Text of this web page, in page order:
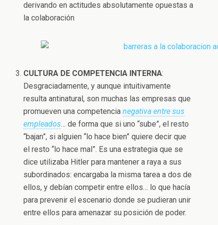
derivando en actitudes absolutamente opuestas a
la colaboración
CULTURA DE COMPETENCIA INTERNA:
Desgraciadamente, y aunque intuitivamente
resulta antinatural, son muchas las empresas que
promueven una competencianegativa entre sus
empleados… de forma que si uno “sube”, el resto
“bajan”, si alguien “lo hace bien” quiere decir que
el resto “lo hace mal”. Es una estrategia que se
dice utilizaba Hitler para mantener a raya a sus
subordinados: encargaba la misma tarea a dos de
ellos, y debían competir entre ellos… lo que hacía
para prevenir el escenario donde se pudieran unir
entre ellos para amenazar su posición de poder.